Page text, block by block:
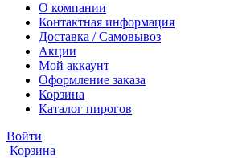
О компании
Контактная информация
Доставка / Самовывоз
Акции
Мой аккаунт
Оформление заказа
Корзина
Каталог пирогов
Войти
Корзина